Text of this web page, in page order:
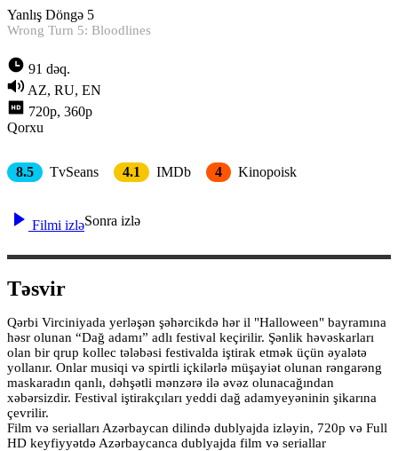
Yanlış Döngə 5
Wrong Turn 5: Bloodlines
91 dəq.
AZ, RU, EN
720p, 360p
Qorxu
8.5 TvSeans 4.1 IMDb 4 Kinopoisk
Filmi izləSonra izlə
Təsvir
Qərbi Virciniyada yerləşən şəhərcikdə hər il "Halloween" bayramına
həsr olunan “Dağ adamı” adlı festival keçirilir. Şənlik həvəskarları
olan bir qrup kollec tələbəsi festivalda iştirak etmək üçün əyalətə
yollanır. Onlar musiqi və spirtli içkilərlə müşayiət olunan rəngarəng
maskaradın qanlı, dəhşətli mənzərə ilə əvəz olunacağından
xəbərsizdir. Festival iştirakçıları yeddi dağ adamyeyəninin şikarına
çevrilir.
Film və serialları Azərbaycan dilində dublyajda izləyin, 720p və Full
HD keyfiyyətdə Azərbaycanca dublyajda film və seriallar